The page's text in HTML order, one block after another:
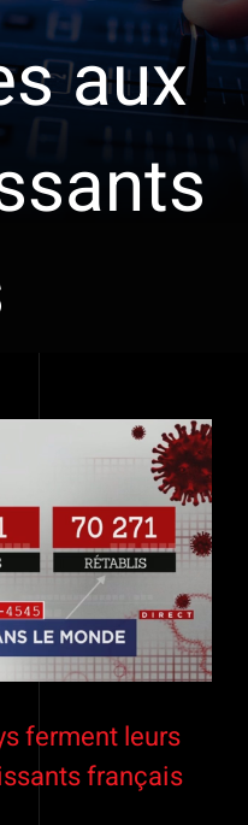
aux
ferment leurs
français